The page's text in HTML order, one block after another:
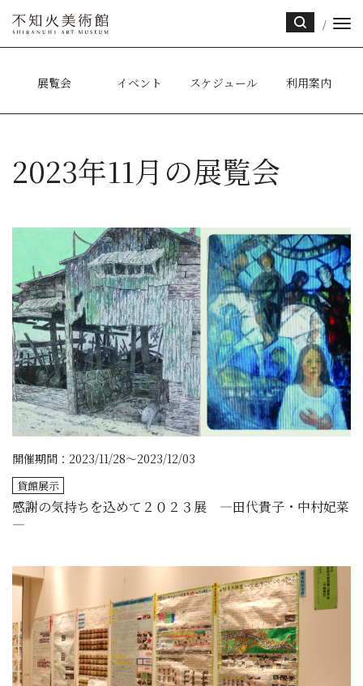
ト内
/
展覧会 イベント スケジュール 利用案内
2023年11月の展覧会
感謝の気持ちを込めて２０２３展 ―田代貴子・中村妃菜
―
開催期間：2023/11/28～2023/12/03
貸館展示